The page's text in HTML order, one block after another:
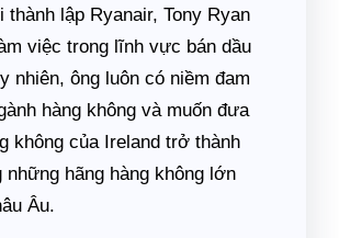
thành lập Ryanair, Tony Ryan
việc trong lĩnh vực bán dầu
nhiên, ông luôn có niềm đam
hàng không và muốn đưa
không của Ireland trở thành
những hãng hàng không lớn
Âu.